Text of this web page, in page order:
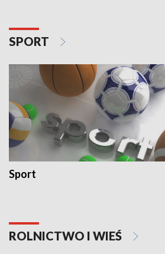
SPORT
Sport
ROLNICTWO I WIEŚ